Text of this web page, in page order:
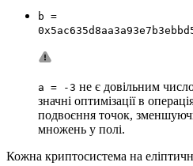
b =
a = -3 не є довільним
значні оптимізації в
подвоєння точок,
множень у полі.
Кожна криптосистема на